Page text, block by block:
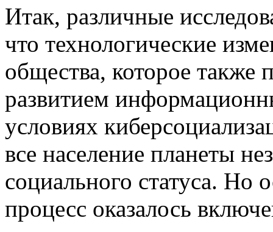
Итак, различные
что технологические
общества, которое также
развитием
условиях
все наcеление планеты
социального статуса. Но
процесс оказалось